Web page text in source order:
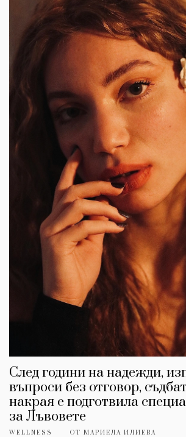
След години на надежди,
въпроси без отговор,
накрая е подготвила
за Лъвовете
WELLNESS ОТ МАРИЕЛА ИЛИЕВА